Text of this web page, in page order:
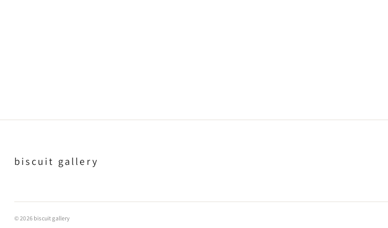
biscuit gallery
© 2026 biscuit gallery